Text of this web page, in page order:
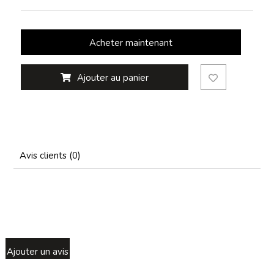
Acheter maintenant
Ajouter au panier
Avis clients (0)
Ajouter un avis